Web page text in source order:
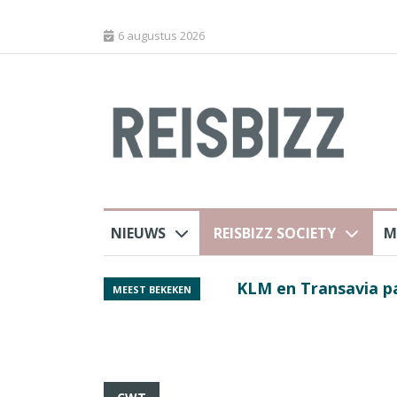
6 augustus 2026
NIEUWS REISBIZZ SOCIETY
MEEST BEKEKEN
luchthaven
Spaans